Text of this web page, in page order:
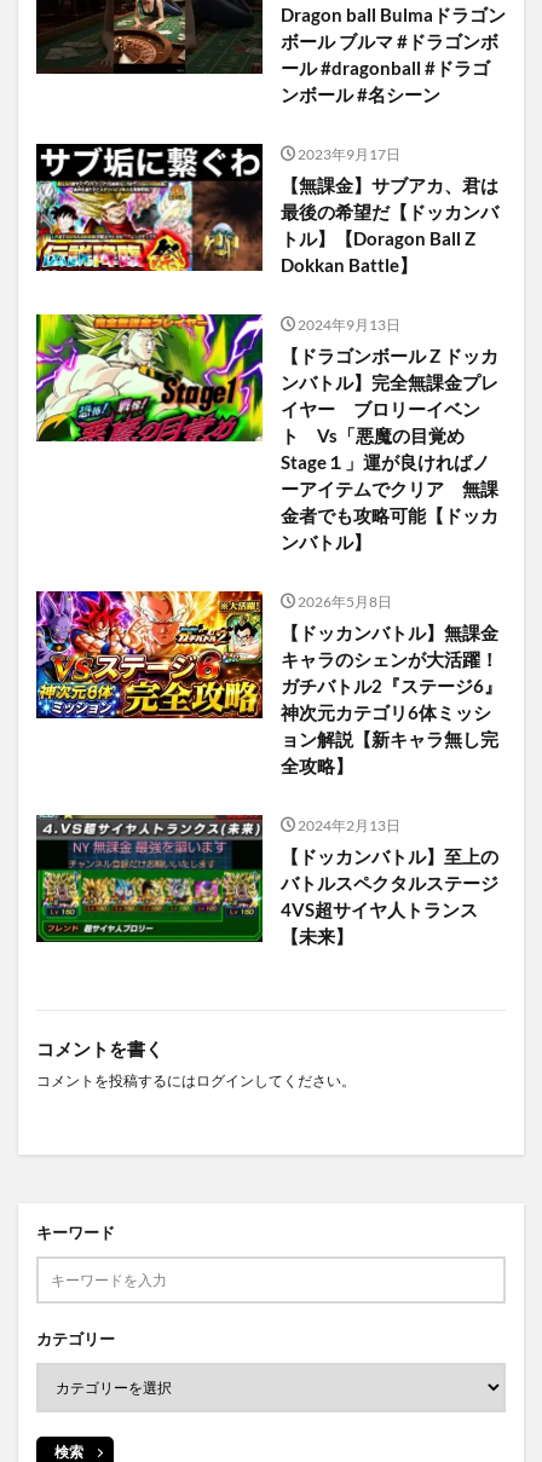
Dragon ball Bulmaドラゴン
ボール ブルマ #ドラゴンボ
ール #dragonball #ドラゴ
ンボール #名シーン
2023年9月17日
【無課金】サブアカ、君は
最後の希望だ【ドッカンバ
トル】【Doragon Ball Z
Dokkan Battle】
2024年9月13日
【ドラゴンボール Z ドッカ
ンバトル】完全無課金プレ
イヤー ブロリーイベン
ト Vs「悪魔の目覚め
Stage１」運が良ければノ
ーアイテムでクリア 無課
金者でも攻略可能【ドッカ
ンバトル】
2026年5月8日
【ドッカンバトル】無課金
キャラのシェンが大活躍！
ガチバトル2『ステージ6』
神次元カテゴリ6体ミッシ
ョン解説【新キャラ無し完
全攻略】
2024年2月13日
【ドッカンバトル】至上の
バトルスペクタルステージ
4VS超サイヤ人トランス
【未来】
コメントを書く
コメントを投稿するには ログイン してください。
キーワード
カテゴリー
検索